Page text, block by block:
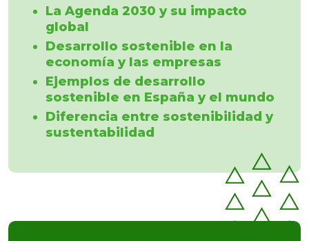
La Agenda 2030 y su impacto
global
Desarrollo sostenible en la
economía y las empresas
Ejemplos de desarrollo
sostenible en España y el mundo
Diferencia entre sostenibilidad y
sustentabilidad